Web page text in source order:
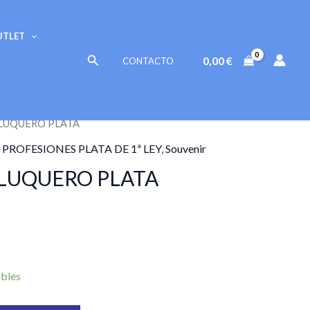
BuscarCONTACTO 0,00€
PLATA
PROFESIONES PLATA DE 1ª LEY, Souvenir
PLATA